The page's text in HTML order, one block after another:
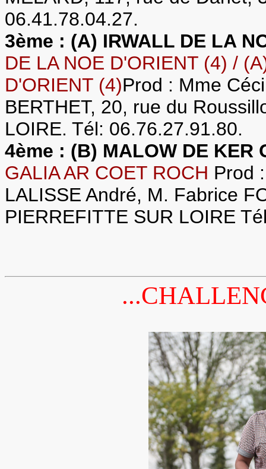
06.41.78.04.27.
3ème : (A) IRWALL DE LA
DE LA NOE D'ORIENT (4) /
D'ORIENT (4)Prod : Mme
BERTHET, 20, rue du
LOIRE. Tél: 06.76.27.91.80.
4ème : (B) MALOW DE KER
GALIA AR COET ROCH Prod
LALISSE André, M. Fabrice
PIERREFITTE SUR LOIRE